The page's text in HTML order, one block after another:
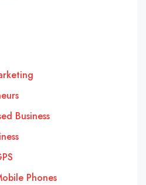
Business
Phones